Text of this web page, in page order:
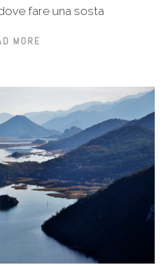
fare una sosta
MORE